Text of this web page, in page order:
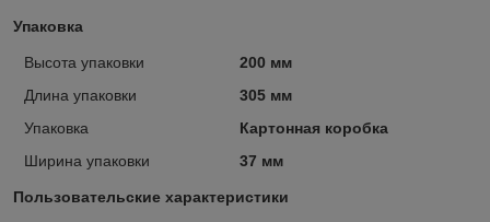
Упаковка
Высота упаковки
200 мм
Длина упаковки
305 мм
Упаковка
Картонная коробка
Ширина упаковки
37 мм
Пользовательские характеристики